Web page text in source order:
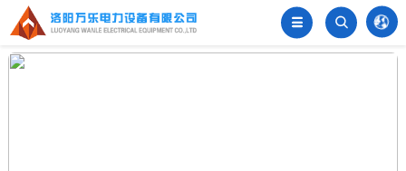
󦂺

